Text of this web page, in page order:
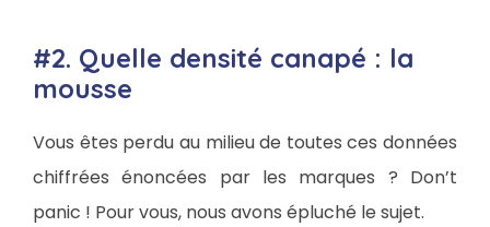
#2. Quelle densité canapé : la
mousse
Vous êtes perdu au milieu de toutes ces données
chiffrées énoncées par les marques ? Don’t
panic ! Pour vous, nous avons épluché le sujet.